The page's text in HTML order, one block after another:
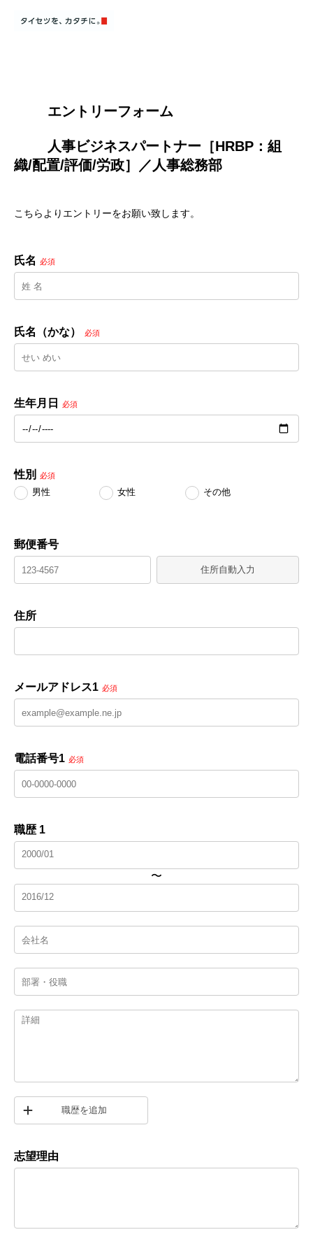
        エントリーフォーム
織/配置/評価/労政］／人事総務部
こちらよりエントリーをお願い致します。
氏名 必須
氏名（かな） 必須
生年月日 必須
性別 必須
男性 女性 その他
郵便番号
住所自動入力
住所
メールアドレス1 必須
電話番号1 必須
職歴 1
〜
職歴を追加
志望理由